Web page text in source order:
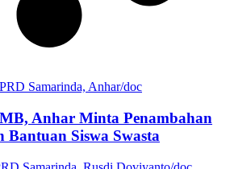
Anhar Minta Penambahan
Bantuan Siswa Swasta